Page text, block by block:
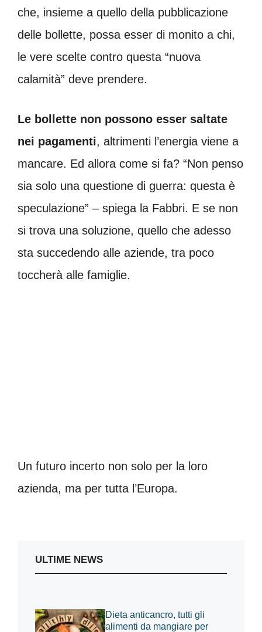
che, insieme a quello della pubblicazione
delle bollette, possa esser di monito a chi,
le vere scelte contro questa “nuova
calamità” deve prendere.
Le bollette non possono esser saltate
nei pagamenti, altrimenti l’energia viene a
mancare. Ed allora come si fa? “Non penso
sia solo una questione di guerra: questa è
speculazione” – spiega la Fabbri. E se non
si trova una soluzione, quello che adesso
sta succedendo alle aziende, tra poco
toccherà alle famiglie.
Un futuro incerto non solo per la loro
azienda, ma per tutta l’Europa.
ULTIME NEWS
Dieta anticancro, tutti gli
alimenti da mangiare per